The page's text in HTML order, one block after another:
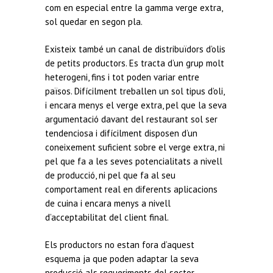
com en especial entre la gamma verge extra,
sol quedar en segon pla.
Existeix també un canal de distribuïdors d’olis
de petits productors. Es tracta d’un grup molt
heterogeni, fins i tot poden variar entre
països. Difícilment treballen un sol tipus d’oli,
i encara menys el verge extra, pel que la seva
argumentació davant del restaurant sol ser
tendenciosa i difícilment disposen d’un
coneixement suficient sobre el verge extra, ni
pel que fa a les seves potencialitats a nivell
de producció, ni pel que fa al seu
comportament real en diferents aplicacions
de cuina i encara menys a nivell
d’acceptabilitat del client final.
Els productors no estan fora d’aquest
esquema ja que poden adaptar la seva